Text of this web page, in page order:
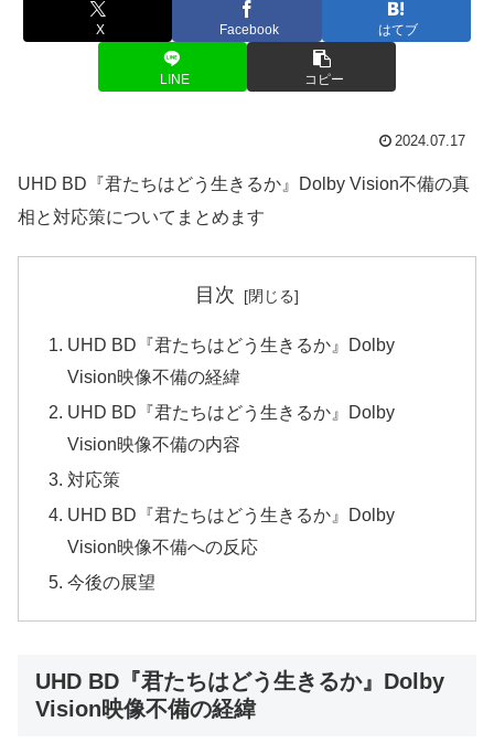
X Facebook はてブ
LINE コピー
2024.07.17
UHD BD『君たちはどう生きるか』Dolby Vision不備の真
相と対応策についてまとめます
目次
UHD BD『君たちはどう生きるか』Dolby
Vision映像不備の経緯
UHD BD『君たちはどう生きるか』Dolby
Vision映像不備の内容
対応策
UHD BD『君たちはどう生きるか』Dolby
Vision映像不備への反応
今後の展望
UHD BD『君たちはどう生きるか』Dolby
Vision映像不備の経緯